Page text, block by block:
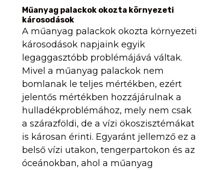
Műanyag palackok okozta környezeti
károsodások
A műanyag palackok okozta környezeti
károsodások napjaink egyik
legaggasztóbb problémájává váltak.
Mivel a műanyag palackok nem
bomlanak le teljes mértékben, ezért
jelentős mértékben hozzájárulnak a
hulladékproblémához, mely nem csak
a szárazföldi, de a vízi ökoszisztémákat
is károsan érinti. Egyaránt jellemző ez a
belső vízi utakon, tengerpartokon és az
óceánokban, ahol a műanyag